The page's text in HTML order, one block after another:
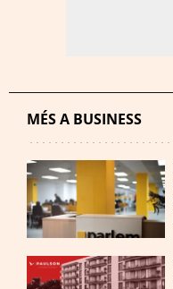
MÉS A BUSINESS